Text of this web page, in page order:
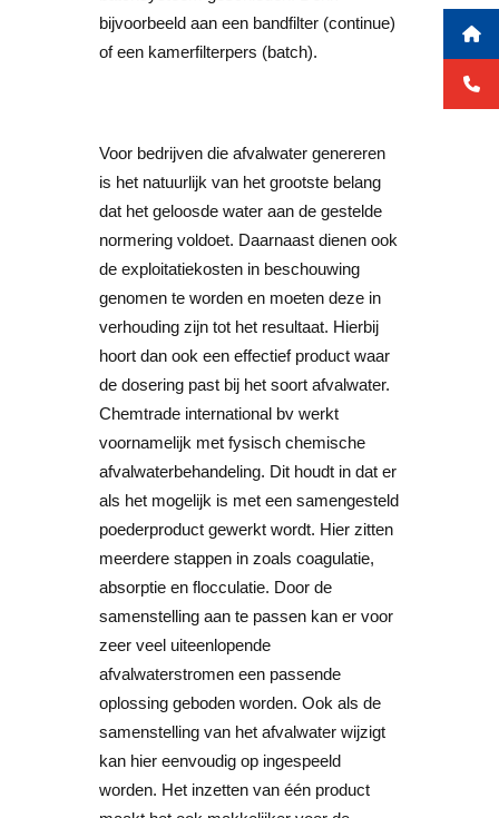
bijvoorbeeld aan een bandfilter (continue)
of een kamerfilterpers (batch).
Voor bedrijven die afvalwater genereren
is het natuurlijk van het grootste belang
dat het geloosde water aan de gestelde
normering voldoet. Daarnaast dienen ook
de exploitatiekosten in beschouwing
genomen te worden en moeten deze in
verhouding zijn tot het resultaat. Hierbij
hoort dan ook een effectief product waar
de dosering past bij het soort afvalwater.
Chemtrade international bv werkt
voornamelijk met fysisch chemische
afvalwaterbehandeling. Dit houdt in dat er
als het mogelijk is met een samengesteld
poederproduct gewerkt wordt. Hier zitten
meerdere stappen in zoals coagulatie,
absorptie en flocculatie. Door de
samenstelling aan te passen kan er voor
zeer veel uiteenlopende
afvalwaterstromen een passende
oplossing geboden worden. Ook als de
samenstelling van het afvalwater wijzigt
kan hier eenvoudig op ingespeeld
worden. Het inzetten van één product